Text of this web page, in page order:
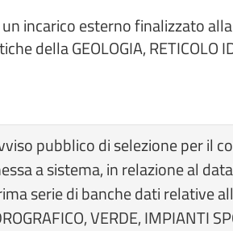
incarico esterno finalizzato
della GEOLOGIA, RETICOLO
pubblico di selezione per il
a sistema, in relazione al
serie di banche dati relative
VERDE, IMPIANTI